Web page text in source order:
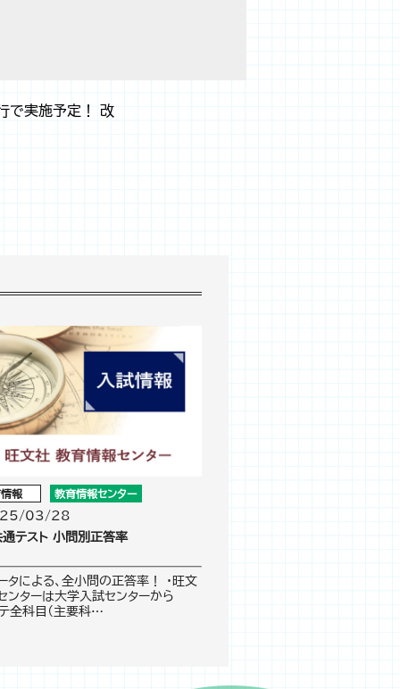
で実施予定！ 改
情報 教育情報センター
03/28
テスト 小問別正答率
タによる、全小問の正答率！ ・旺文
ンターは大学入試センターから
科目（主要科…